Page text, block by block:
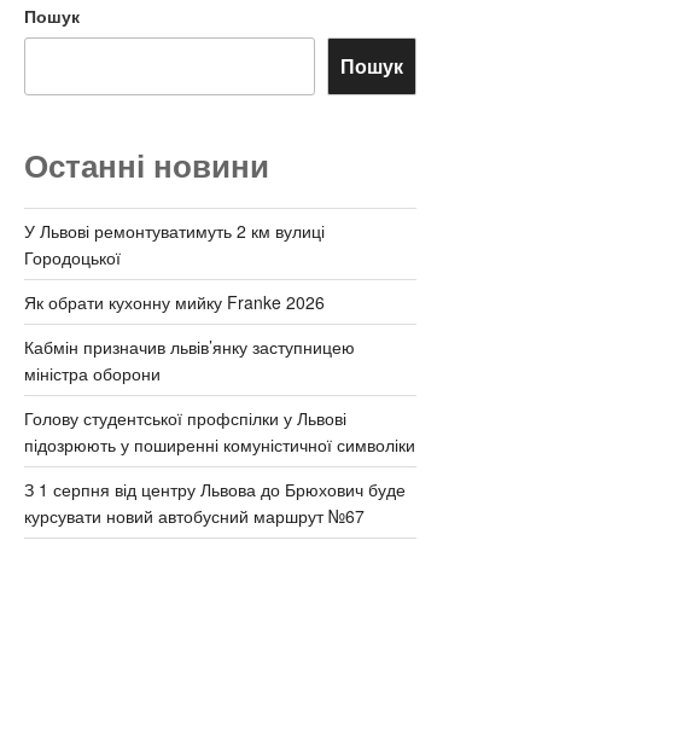
Пошук
Пошук
Останні новини
У Львові ремонтуватимуть 2 км вулиці
Городоцької
Як обрати кухонну мийку Franke 2026
Кабмін призначив львів’янку заступницею
міністра оборони
Голову студентської профспілки у Львові
підозрюють у поширенні комуністичної символіки
З 1 серпня від центру Львова до Брюхович буде
курсувати новий автобусний маршрут №67